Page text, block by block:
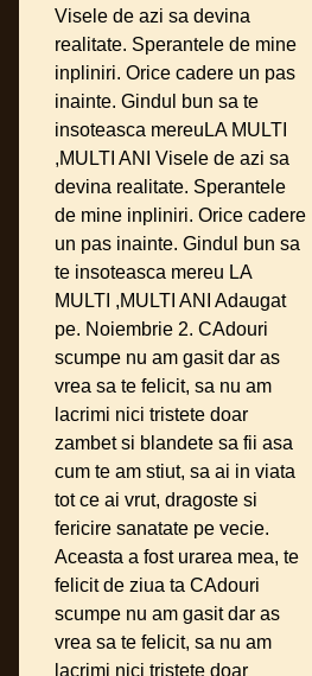
Visele de azi sa devina
realitate. Sperantele de mine
inpliniri. Orice cadere un pas
inainte. Gindul bun sa te
insoteasca mereuLA MULTI
,MULTI ANI Visele de azi sa
devina realitate. Sperantele
de mine inpliniri. Orice cadere
un pas inainte. Gindul bun sa
te insoteasca mereu LA
MULTI ,MULTI ANI Adaugat
pe. Noiembrie 2. CAdouri
scumpe nu am gasit dar as
vrea sa te felicit, sa nu am
lacrimi nici tristete doar
zambet si blandete sa fii asa
cum te am stiut, sa ai in viata
tot ce ai vrut, dragoste si
fericire sanatate pe vecie.
Aceasta a fost urarea mea, te
felicit de ziua ta CAdouri
scumpe nu am gasit dar as
vrea sa te felicit, sa nu am
lacrimi nici tristete doar